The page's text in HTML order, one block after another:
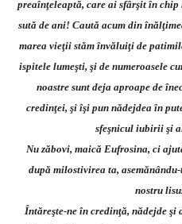
preaînţeleaptă, care ai sfârşit în
sută de ani! Caută acum din
marea vieţii stăm învăluiţi de
ispitele lumeşti, şi de numeroasele
noastre sunt deja aproape de
credinţei, şi îşi pun nădejdea în
sfeşnicul iubirii şi
Nu zăbovi, maică Eufrosina, ci
după milostivirea ta,
nostru
Întăreşte-ne în credinţă, nădejde